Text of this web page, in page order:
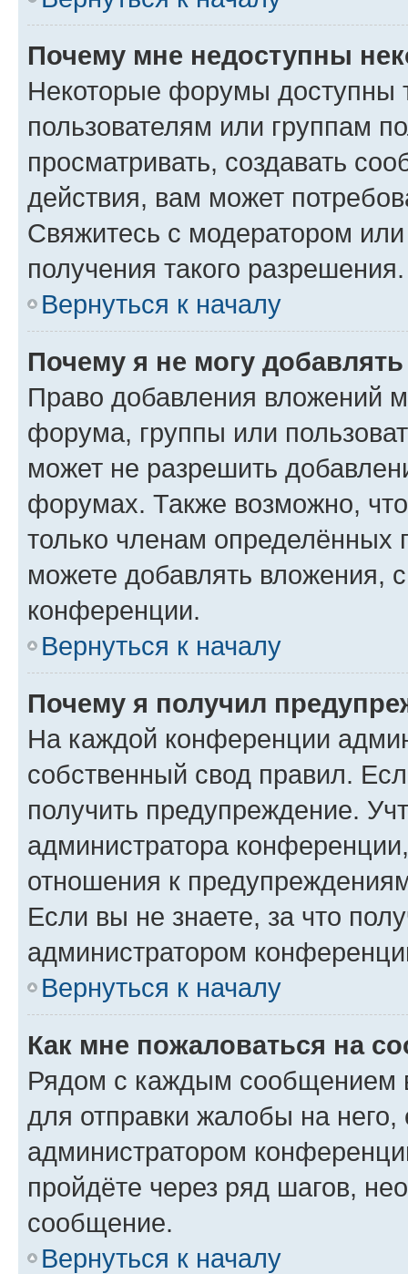
Почему мне недоступны
Некоторые форумы доступны
пользователям или группам
просматривать, создавать
действия, вам может
Свяжитесь с модератором
получения такого разрешения.
Вернуться к началу
Почему я не могу
Право добавления вложений
форума, группы или
может не разрешить
форумах. Также возможно,
только членам определённых
можете добавлять вложения,
конференции.
Вернуться к началу
Почему я получил
На каждой конференции
собственный свод правил.
получить предупреждение.
администратора
отношения к
Если вы не знаете, за что
администратором
Вернуться к началу
Как мне пожаловаться на
Рядом с каждым сообщением
для отправки жалобы на
администратором
пройдёте через ряд шагов,
сообщение.
Вернуться к началу